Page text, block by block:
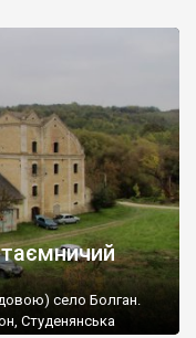
село Болган.
Студенянська